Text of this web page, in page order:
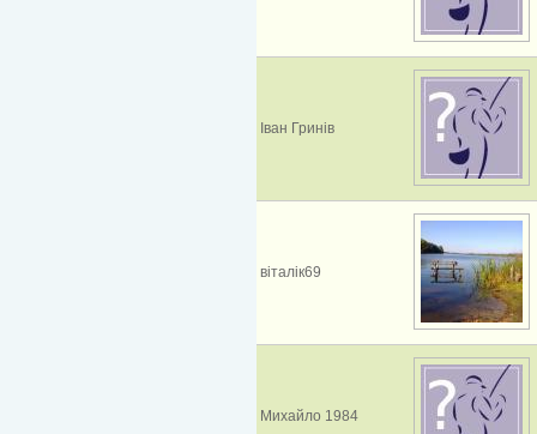
Іван Гринів
віталік69
Михайло 1984